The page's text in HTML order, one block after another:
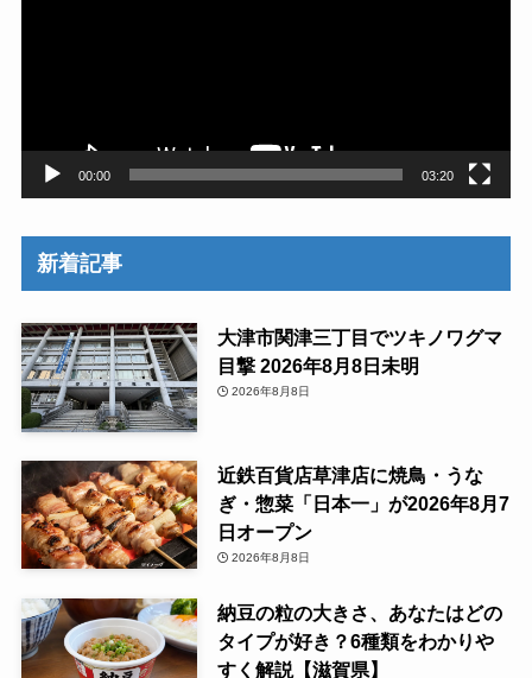
00:00 03:20
新着記事
大津市関津三丁目でツキノワグマ
目撃 2026年8月8日未明
2026年8月8日
近鉄百貨店草津店に焼鳥・うな
ぎ・惣菜「日本一」が2026年8月7
日オープン
2026年8月8日
納豆の粒の大きさ、あなたはどの
タイプが好き？6種類をわかりや
すく解説【滋賀県】